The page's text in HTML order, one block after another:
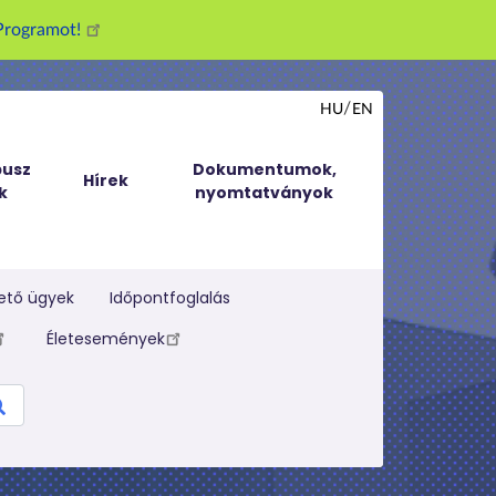
Hírek
Dokumentumok,
nyomtatványok
HU EN
ügyek
Időpontfoglalás
Életesemények